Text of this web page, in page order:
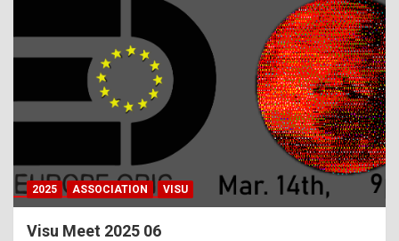
h
a
2025 ASSOCIATION VISU
Visu Meet 2025 06